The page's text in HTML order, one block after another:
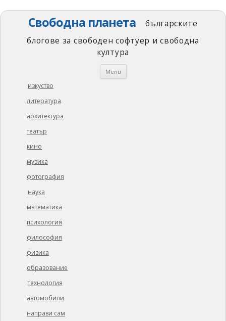
Свободна планета
българските
блогове за свободен софтуер и свободна
култура
Menu Skip
изкуство
литература
архитектура
театър
кино
музика
фотография
наука
математика
психология
философия
физика
образование
технология
автомобили
направи сам